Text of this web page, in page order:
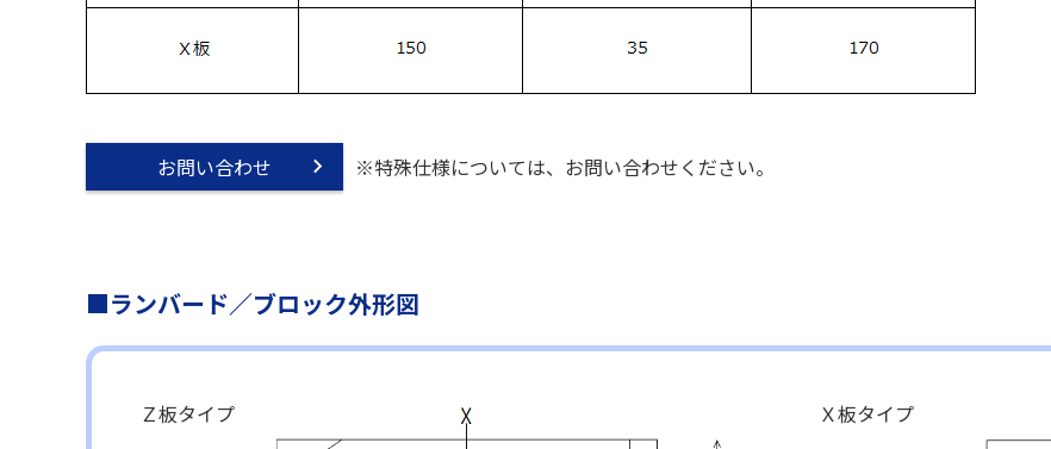
お問い合わせ ※特殊仕様については、お問い合わせください。
■ランバード／ブロック外形図
Ｚ板タイプ Ｘ板タイプ